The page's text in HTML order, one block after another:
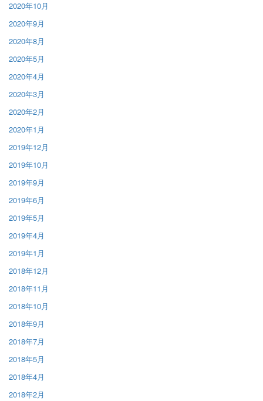
2020年10月
2020年9月
2020年8月
2020年5月
2020年4月
2020年3月
2020年2月
2020年1月
2019年12月
2019年10月
2019年9月
2019年6月
2019年5月
2019年4月
2019年1月
2018年12月
2018年11月
2018年10月
2018年9月
2018年7月
2018年5月
2018年4月
2018年2月